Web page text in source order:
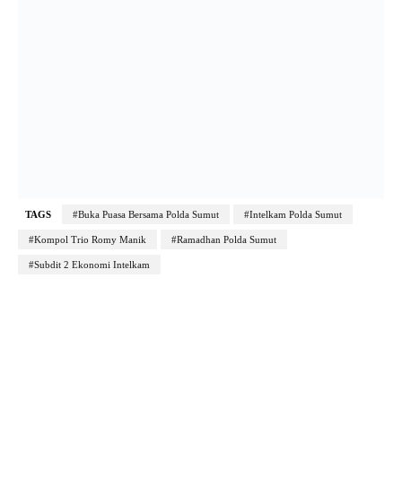
TAGS #Buka Puasa Bersama Polda Sumut #Intelkam Polda Sumut
#Kompol Trio Romy Manik #Ramadhan Polda Sumut
#Subdit 2 Ekonomi Intelkam